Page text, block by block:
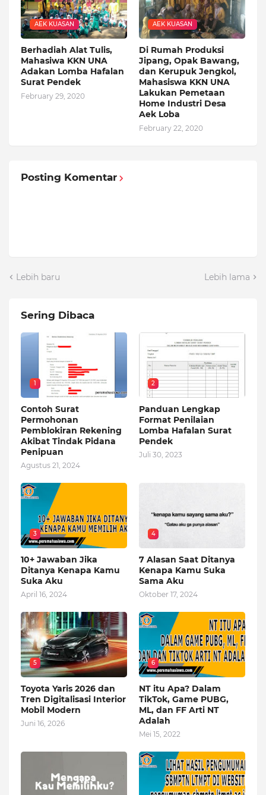
AEK KUASAN
Berhadiah Alat Tulis,
Mahasiwa KKN UNA
Adakan Lomba Hafalan
Surat Pendek
February 29, 2020
AEK KUASAN
Di Rumah Produksi
Jipang, Opak Bawang,
dan Kerupuk Jengkol,
Mahasiswa KKN UNA
Lakukan Pemetaan
Home Industri Desa
Aek Loba
February 22, 2020
Posting Komentar
Lebih baru Lebih lama
Sering Dibaca
1
Contoh Surat
Permohonan
Pemblokiran Rekening
Akibat Tindak Pidana
Penipuan
Agustus 21, 2024
2
Panduan Lengkap
Format Penilaian
Lomba Hafalan Surat
Pendek
Juli 30, 2023
3
10+ Jawaban Jika
Ditanya Kenapa Kamu
Suka Aku
April 16, 2024
4
7 Alasan Saat Ditanya
Kenapa Kamu Suka
Sama Aku
Oktober 17, 2024
5
Toyota Yaris 2026 dan
Tren Digitalisasi Interior
Mobil Modern
Juni 16, 2026
6
NT itu Apa? Dalam
TikTok, Game PUBG,
ML, dan FF Arti NT
Adalah
Mei 15, 2022